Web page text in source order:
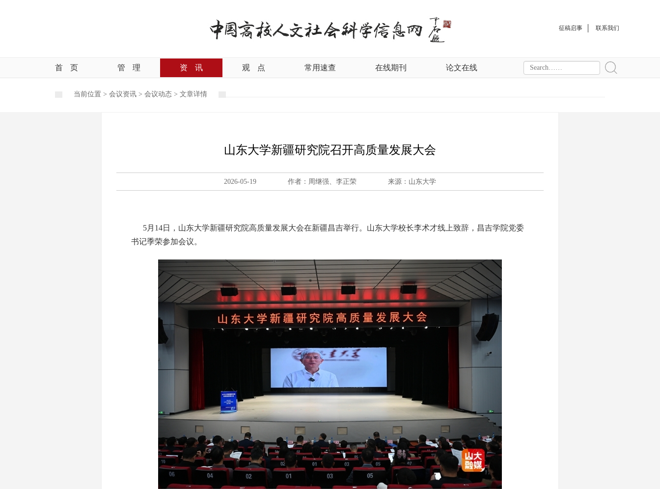
征稿启事 联系我们
首 页 管 理 资 讯 观 点 常用速查 在线期刊 论文在线
当前位置 > 会议资讯 > 会议动态 > 文章详情
山东大学新疆研究院召开高质量发展大会
2026-05-19 作者：周继强、李正荣 来源：山东大学
5月14日，山东大学新疆研究院高质量发展大会在新疆昌吉举行。山东大学校长李术才线上致辞，昌吉学院党委
书记季荣参加会议。